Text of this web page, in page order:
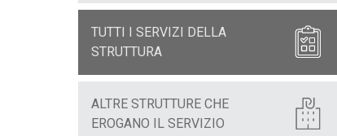
TUTTI I SERVIZI DELLA
STRUTTURA
ALTRE STRUTTURE CHE
EROGANO IL SERVIZIO